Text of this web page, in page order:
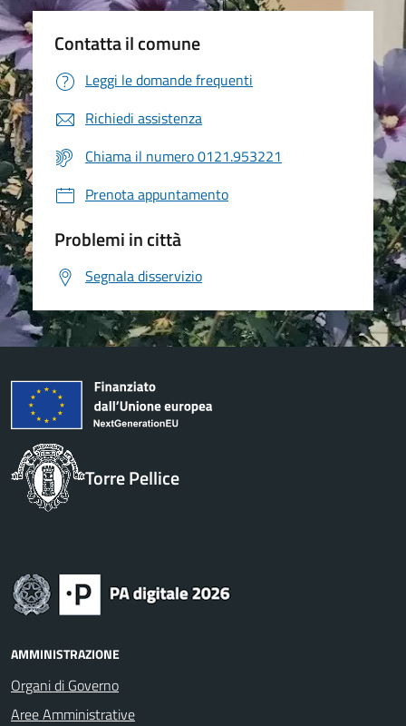
Contatta il comune
Leggi le domande frequenti
Richiedi assistenza
Chiama il numero 0121.953221
Prenota appuntamento
Problemi in città
Segnala disservizio
Torre Pellice
AMMINISTRAZIONE
Organi di Governo
Aree Amministrative